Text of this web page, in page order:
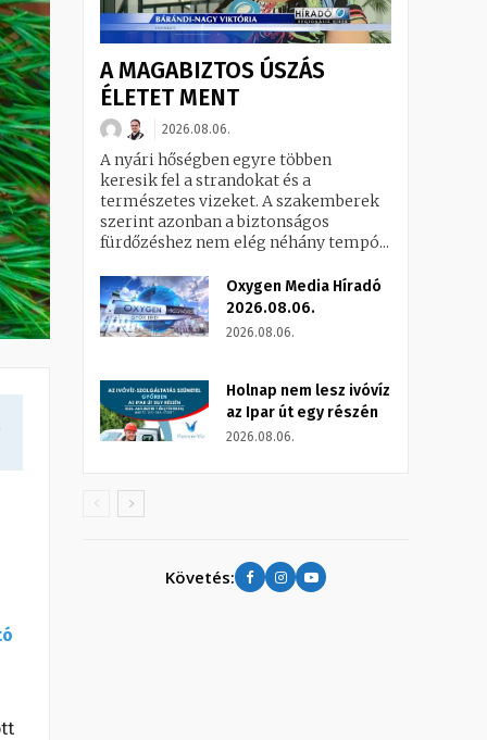
A MAGABIZTOS ÚSZÁS
ÉLETET MENT
2026.08.06.
A nyári hőségben egyre többen
keresik fel a strandokat és a
természetes vizeket. A szakemberek
szerint azonban a biztonságos
fürdőzéshez nem elég néhány tempó...
Oxygen Media Híradó
2026.08.06.
2026.08.06.
Holnap nem lesz ivóvíz
az Ipar út egy részén
2026.08.06.
Követés: